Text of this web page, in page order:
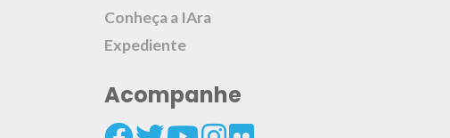
Conheça a IAra
Expediente
Acompanhe